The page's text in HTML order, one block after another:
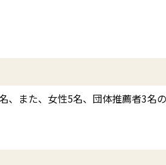
また、女性5名、団体推薦者3名